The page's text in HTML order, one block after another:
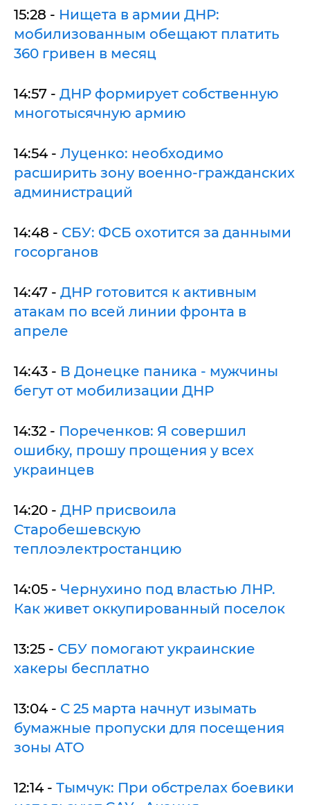
15:28 - Нищета в армии ДНР:
мобилизованным обещают платить
14:57 - ДНР формирует собственную
многотысячную армию
14:54 - Луценко: необходимо
расширить зону военно-гражданских
администраций
14:48 - СБУ: ФСБ охотится за данными
госорганов
14:47 - ДНР готовится к активным
атакам по всей линии фронта в
апреле
14:43 - В Донецке паника - мужчины
бегут от мобилизации ДНР
14:32 - Пореченков: Я совершил
ошибку, прошу прощения у всех
украинцев
14:20 - ДНР присвоила
Старобешевскую
теплоэлектростанцию
14:05 - Чернухино под властью ЛНР.
Как живет оккупированный поселок
13:25 - СБУ помогают украинские
хакеры бесплатно
13:04 - С 25 марта начнут изымать
бумажные пропуски для посещения
зоны АТО
12:14 - Тымчук: При обстрелах боевики